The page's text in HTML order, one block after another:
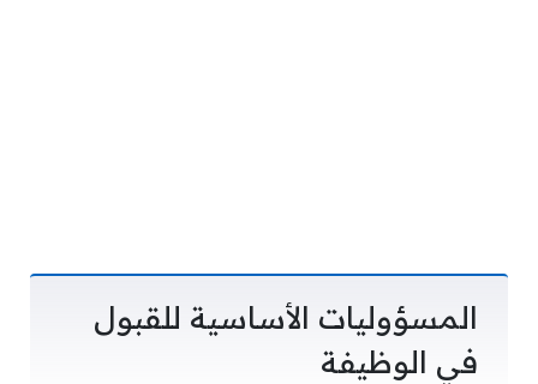
المسؤوليات الأساسية للقبول
في الوظيفة